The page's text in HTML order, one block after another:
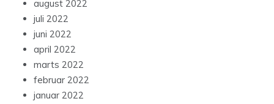
august 2022
juli 2022
juni 2022
april 2022
marts 2022
februar 2022
januar 2022